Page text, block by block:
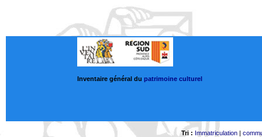
Inventaire général du patrimoine culturel
Tri : Immatriculation|